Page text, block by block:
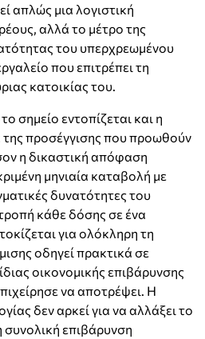
απλώς μια λογιστική
αλλά το μέτρο της
του υπερχρεωμένου
που επιτρέπει τη
κατοικίας του.
σημείο εντοπίζεται και η
της προσέγγισης που προωθούν
η δικαστική απόφαση
μηνιαία καταβολή με
δυνατότητες του
κάθε δόσης σε ένα
για ολόκληρη τη
οδηγεί πρακτικά σε
οικονομικής επιβάρυνσης
να αποτρέψει. Η
δεν αρκεί για να αλλάξει το
επιβάρυνση